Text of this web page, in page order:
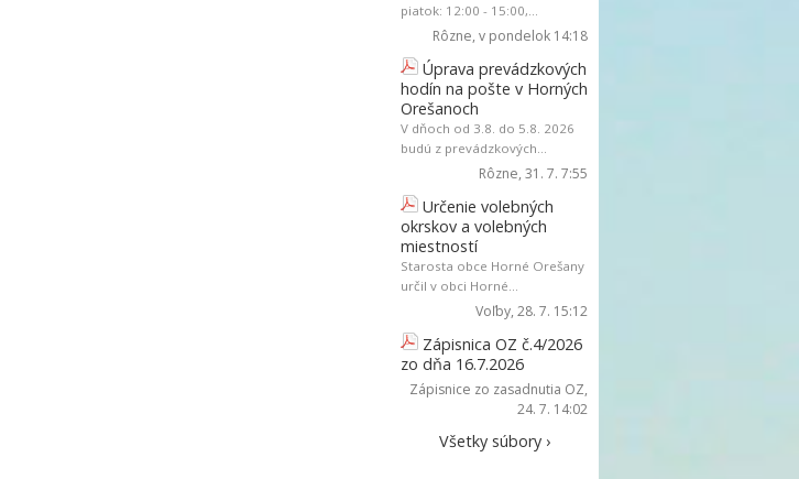
piatok: 12:00 - 15:00,...
Rôzne, v pondelok 14:18
Úprava prevádzkových
hodín na pošte v Horných
Orešanoch
V dňoch od 3.8. do 5.8. 2026
budú z prevádzkových...
Rôzne, 31. 7. 7:55
Určenie volebných
okrskov a volebných
miestností
Starosta obce Horné Orešany
určil v obci Horné...
Voľby, 28. 7. 15:12
Zápisnica OZ č.4/2026
zo dňa 16.7.2026
Zápisnice zo zasadnutia OZ,
24. 7. 14:02
Všetky súbory ›